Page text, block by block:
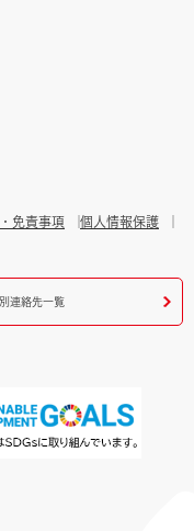
免責事項
個人情報保護
連絡先一覧